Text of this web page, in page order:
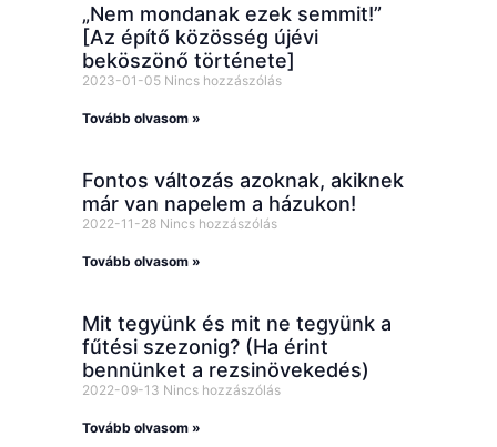
„Nem mondanak ezek semmit!”
[Az építő közösség újévi
beköszönő története]
2023-01-05 Nincs hozzászólás
Tovább olvasom »
Fontos változás azoknak, akiknek
már van napelem a házukon!
2022-11-28 Nincs hozzászólás
Tovább olvasom »
Mit tegyünk és mit ne tegyünk a
fűtési szezonig? (Ha érint
bennünket a rezsinövekedés)
2022-09-13 Nincs hozzászólás
Tovább olvasom »